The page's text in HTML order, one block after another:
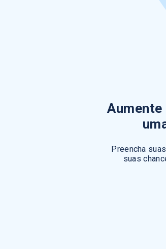
Aumente
Preencha
suas